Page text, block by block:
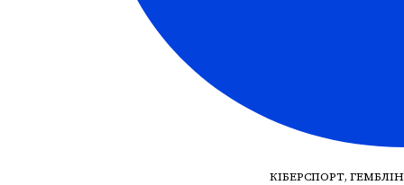
КІБЕРСПОРТ,